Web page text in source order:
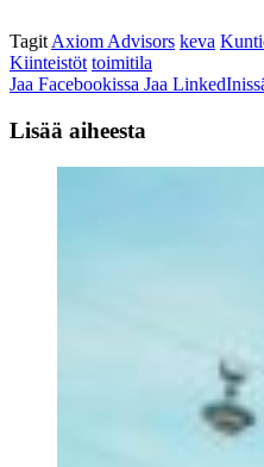
Tagit Axiom Advisors keva
Kiinteistöt toimitila
Jaa Facebookissa Jaa
Lisää aiheesta